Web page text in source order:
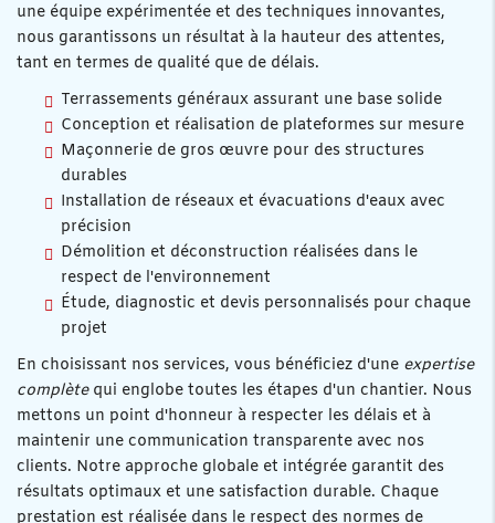
une équipe expérimentée et des techniques innovantes,
nous garantissons un résultat à la hauteur des attentes,
tant en termes de qualité que de délais.
Terrassements généraux assurant une base solide
Conception et réalisation de plateformes sur mesure
Maçonnerie de gros œuvre pour des structures
durables
Installation de réseaux et évacuations d'eaux avec
précision
Démolition et déconstruction réalisées dans le
respect de l'environnement
Étude, diagnostic et devis personnalisés pour chaque
projet
En choisissant nos services, vous bénéficiez d'une expertise
complètequi englobe toutes les étapes d'un chantier. Nous
mettons un point d'honneur à respecter les délais et à
maintenir une communication transparente avec nos
clients. Notre approche globale et intégrée garantit des
résultats optimaux et une satisfaction durable. Chaque
prestation est réalisée dans le respect des normes de